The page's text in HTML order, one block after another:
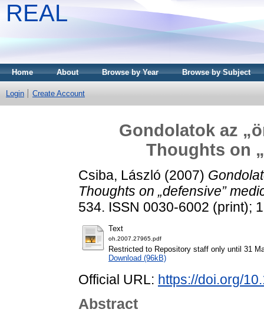
REAL
Home About Browse by Year Browse by Subject
Login Create Account
Gondolatok az
Thoughts on
Csiba, László (2007)
Thoughts on „defensive”
534. ISSN 0030-6002 (print);
Text
oh.2007.27965.pdf
Restricted to Repository staff only until 31
Download (96kB)
Official URL: https://doi.org/
Abstract